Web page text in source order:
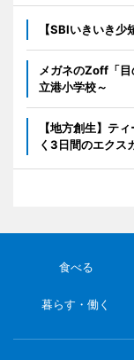
【SBIいきいき
メガネのZoff「
立港小学校～
【地方創生】テ
く3日間のエクス
食べる
暮らす・働く